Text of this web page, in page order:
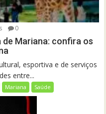
0
Mariana: confira os
esportiva e de serviços
entre...
Mariana Saúde